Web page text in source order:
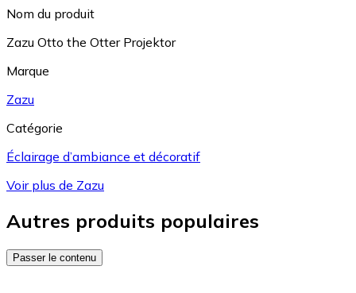
Nom du produit
Zazu Otto the Otter Projektor
Marque
Zazu
Catégorie
Éclairage d’ambiance et décoratif
Voir plus de Zazu
Autres produits populaires
Passer le contenu